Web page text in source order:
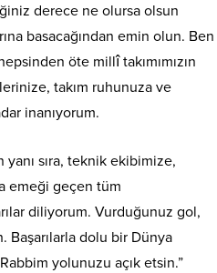
derece ne olursa olsun
basacağından emin olun. Ben
öte millî takımımızın
takım ruhunuza ve
inanıyorum.
yanı sıra, teknik ekibimize,
emeği geçen tüm
diliyorum. Vurduğunuz gol,
Başarılarla dolu bir Dünya
yolunuzu açık etsin.”